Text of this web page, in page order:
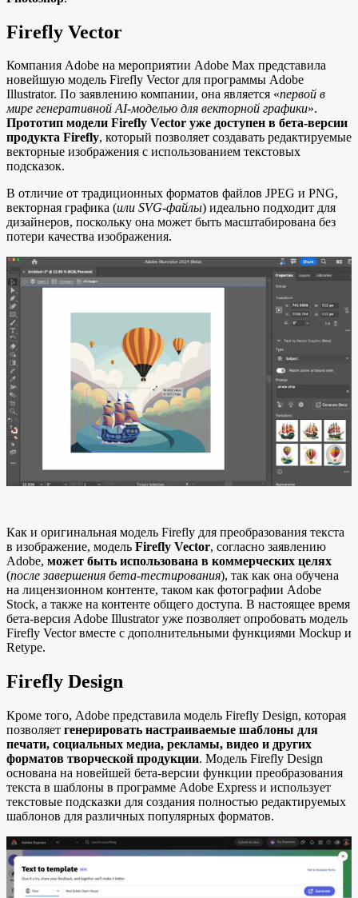
Firefly Vector
Компания Adobe на мероприятии Adobe Max представила
новейшую модель Firefly Vector для программы Adobe
Illustrator. По заявлению компании, она является «первой в
мире генеративной AI-моделью для векторной графики».
Прототип модели Firefly Vector уже доступен в бета-версии
продукта Firefly, который позволяет создавать редактируемые
векторные изображения с использованием текстовых
подсказок.
В отличие от традиционных форматов файлов JPEG и PNG,
векторная графика (или SVG-файлы) идеально подходит для
дизайнеров, поскольку она может быть масштабирована без
потери качества изображения.
Как и оригинальная модель Firefly для преобразования текста
в изображение, модель Firefly Vector, согласно заявлению
Adobe, может быть использована в коммерческих целях
(после завершения бета-тестирования), так как она обучена
на лицензионном контенте, таком как фотографии Adobe
Stock, а также на контенте общего доступа. В настоящее время
бета-версия Adobe Illustrator уже позволяет опробовать модель
Firefly Vector вместе с дополнительными функциями Mockup и
Retype.
Firefly Design
Кроме того, Adobe представила модель Firefly Design, которая
позволяет генерировать настраиваемые шаблоны для
печати, социальных медиа, рекламы, видео и других
форматов творческой продукции. Модель Firefly Design
основана на новейшей бета-версии функции преобразования
текста в шаблоны в программе Adobe Express и использует
текстовые подсказки для создания полностью редактируемых
шаблонов для различных популярных форматов.